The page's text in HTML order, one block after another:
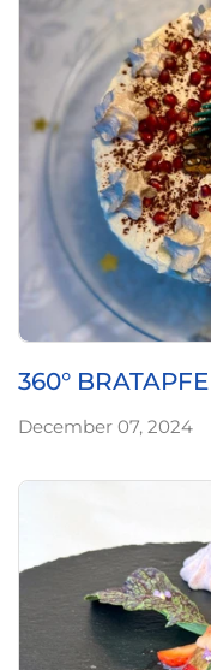
360°
December 07, 2024